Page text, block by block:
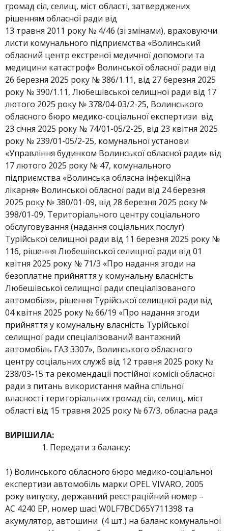
громад сіл, селищ, міст області, затверджених
рішенням обласної ради від
13 травня 2011 року № 4/46 (зі змінами), враховуючи
листи комунального підприємства «Волинський
обласний центр екстреної медичної допомоги та
медицини катастроф» Волинської обласної ради від
26 березня 2025 року № 386/1.11, від 27 березня 2025
року № 390/1.11, Любешівської селищної ради від 17
лютого 2025 року № 378/04-03/2-25, Волинського
обласного бюро медико-соціальної експертизи від
23 січня 2025 року № 74/01-05/2-25, від 23 квітня 2025
року № 239/01-05/2-25, комунальної установи
«Управління будинком Волинської обласної ради» від
17 лютого 2025 року № 47, комунального
підприємства «Волинська обласна інфекційна
лікарня» Волинської обласної ради від 24 березня
2025 року № 380/01-09, від 28 березня 2025 року №
398/01-09, Територіального центру соціального
обслуговування (надання соціальних послуг)
Турійської селищної ради від 11 березня 2025 року №
116, рішення Любешівської селищної ради від 01
квітня 2025 року № 71/3 «Про надання згоди на
безоплатне прийняття у комунальну власність
Любешівської селищної ради спеціалізованого
автомобіля», рішення Турійської селищної ради від
04 квітня 2025 року № 66/19 «Про надання згоди
прийняття у комунальну власність Турійської
селищної ради спеціалізований вантажний
автомобіль ГАЗ 3307», Волинського обласного
центру соціальних служб від 12 травня 2025 року №
238/03-15 та рекомендації постійної комісії обласної
ради з питань використання майна спільної
власності територіальних громад сіл, селищ, міст
області від 15 травня 2025 року № 67/3, обласна рада
ВИРІШИЛА:
Передати з балансу:
1) Волинського обласного бюро медико-соціальної
експертизи автомобіль марки OPEL VIVARO, 2005
року випуску, державний реєстраційний номер –
АС 4240 ЕР, номер шасі W0LF7BCD65Y711398 та
акумулятор, автошини (4 шт.) на баланс комунальної